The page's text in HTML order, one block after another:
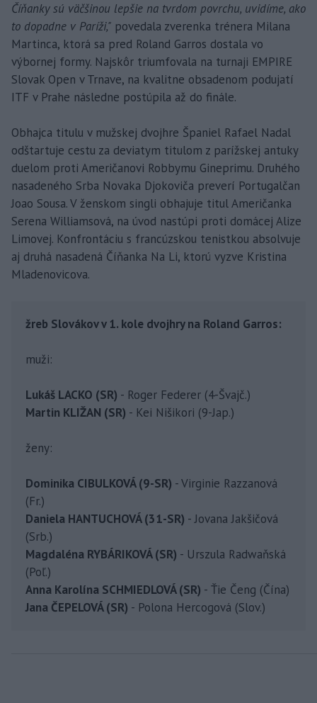
Číňanky sú väčšinou lepšie na tvrdom povrchu, uvidíme, ako
to dopadne v Paríži," povedala zverenka trénera Milana
Martinca, ktorá sa pred Roland Garros dostala vo
výbornej formy. Najskôr triumfovala na turnaji EMPIRE
Slovak Open v Trnave, na kvalitne obsadenom podujatí
ITF v Prahe následne postúpila až do finále.
Obhajca titulu v mužskej dvojhre Španiel Rafael Nadal
odštartuje cestu za deviatym titulom z parížskej antuky
duelom proti Američanovi Robbymu Gineprimu. Druhého
nasadeného Srba Novaka Djokoviča preverí Portugalčan
Joao Sousa. V ženskom singli obhajuje titul Američanka
Serena Williamsová, na úvod nastúpi proti domácej Alize
Limovej. Konfrontáciu s francúzskou tenistkou absolvuje
aj druhá nasadená Číňanka Na Li, ktorú vyzve Kristina
Mladenovicova.
žreb Slovákov v 1. kole dvojhry na Roland Garros:
muži:
Lukáš LACKO (SR) - Roger Federer (4-Švajč.)
Martin KLIŽAN (SR) - Kei Nišikori (9-Jap.)
ženy:
Dominika CIBULKOVÁ (9-SR) - Virginie Razzanová
(Fr.)
Daniela HANTUCHOVÁ (31-SR) - Jovana Jakšičová
(Srb.)
Magdaléna RYBÁRIKOVÁ (SR) - Urszula Radwaňská
(Poľ.)
Anna Karolína SCHMIEDLOVÁ (SR) - Ťie Čeng (Čína)
Jana ČEPELOVÁ (SR) - Polona Hercogová (Slov.)